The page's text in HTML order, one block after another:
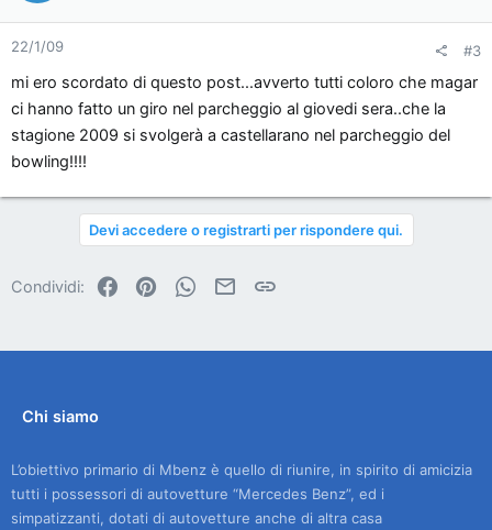
22/1/09 #3
mi ero scordato di questo post...avverto tutti coloro che magar
ci hanno fatto un giro nel parcheggio al giovedi sera..che la
stagione 2009 si svolgerà a castellarano nel parcheggio del
bowling!!!!
Devi accedere o registrarti per rispondere qui.
Condividi: FacebookPinterestWhatsApp
Email
Chi siamo
L’obiettivo primario di Mbenz è quello di riunire, in spirito di amicizia
tutti i possessori di autovetture “Mercedes Benz”, ed i
simpatizzanti, dotati di autovetture anche di altra casa